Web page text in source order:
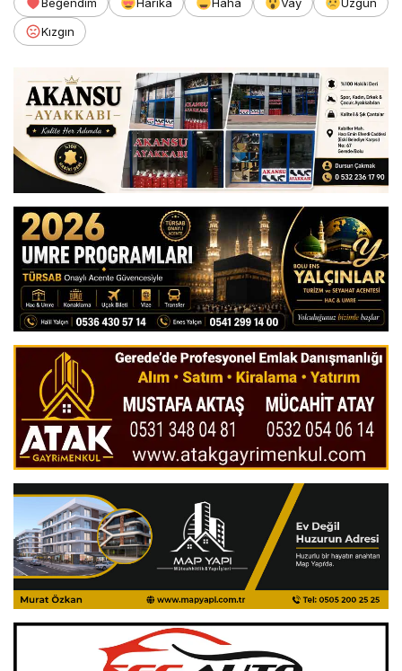
Beğendim Harika Haha Vay
Üzgün
Kızgın